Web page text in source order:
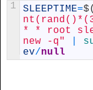
1 SLEEPTIME=$(
* * root
new -q"
ev/null